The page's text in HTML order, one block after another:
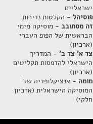
ישראליים
פוסיהל- הקלטות נדירות
זה מסתובב- מוסיקה מימי
הבראשית של הפופ העברי
(ארכיון)
צד א' צד ב'- המדריך
הישראלי להדפסות תקליטים
(ארכיון)
מומה - אנציקלופדיה של
המוסיקה הישראלית (ארכיון
חלקי)